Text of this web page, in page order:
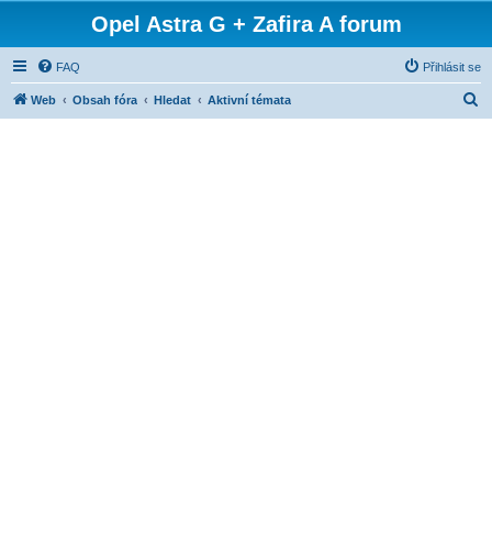
Opel Astra G + Zafira A forum
FAQ Přihlásit se
Web Obsah fóra Hledat Aktivní témata